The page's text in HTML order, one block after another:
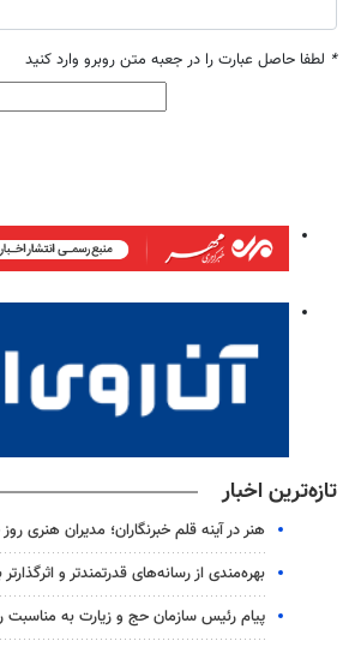
* لطفا حاصل عبارت را در جعبه متن روبرو وارد کنید
تازه‌ترین اخبار
هنر در آینه قلم خبرنگاران؛ مدیران هنری روز
بهره‌مندی از رسانه‌های قدرتمندتر و
پیام رئیس سازمان حج و زیارت به مناسبت